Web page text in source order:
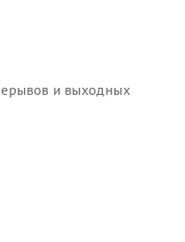
и выходных